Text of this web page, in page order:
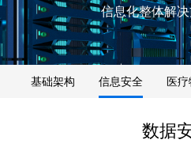
信息化整体解
基础架构 信息安全 医
数据